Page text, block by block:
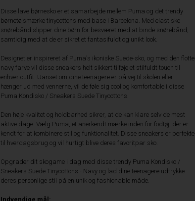
Disse lave børnesko er et samarbejde mellem Puma og det trendy
børnetøjsmærke tinycottons med base i Barcelona. Med elastiske
snørebånd slipper dine børn for besværet med at binde snørebånd,
samtidig med at de er sikret et fantasifuldt og unikt look.
Designet er inspireret af Puma's ikoniske Suede-sko, og med den flotte
navy farve vil disse sneakers helt sikkert tilføje et stilfuldt touch til
enhver outfit. Uanset om dine teenagere er på vej til skolen eller
hænger ud med vennerne, vil de føle sig cool og komfortable i disse
Puma Kondisko / Sneakers Suede Tinycottons.
Den høje kvalitet og holdbarhed sikrer, at de kan klare selv de mest
aktive dage. Vælg Puma, et anerkendt mærke inden for fodtøj, der er
kendt for at kombinere stil og funktionalitet. Disse sneakers er perfekte
til hverdagsbrug og vil hurtigt blive deres favoritpar sko.
Opgrader dit skogame i dag med disse trendy Puma Kondisko /
Sneakers Suede Tinycottons - Navy og lad dine teenagere udtrykke
deres personlige stil på en unik og fashionable måde.
Indvendige mål: